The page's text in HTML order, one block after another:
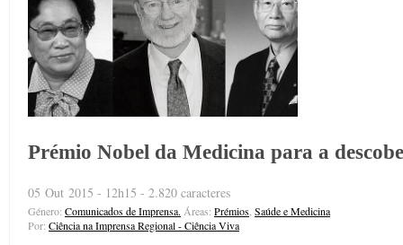
Prémio Nobel da Medicina para a
05 Out 2015 - 12h15 - 2.820 caracteres
Género: Comunicados de Imprensa. Áreas: Prémios Saúde e Medicina
Por: Ciência na Imprensa Regional - Ciência Viva